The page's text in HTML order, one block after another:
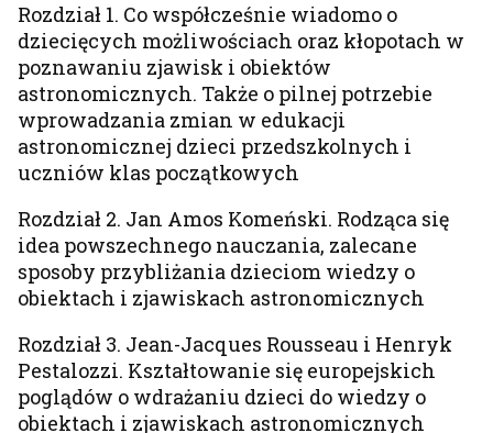
Rozdział 1. Co współcześnie wiadomo o
dziecięcych możliwościach oraz kłopotach w
poznawaniu zjawisk i obiektów
astronomicznych. Także o pilnej potrzebie
wprowadzania zmian w edukacji
astronomicznej dzieci przedszkolnych i
uczniów klas początkowych
Rozdział 2. Jan Amos Komeński. Rodząca się
idea powszechnego nauczania, zalecane
sposoby przybliżania dzieciom wiedzy o
obiektach i zjawiskach astronomicznych
Rozdział 3. Jean-Jacques Rousseau i Henryk
Pestalozzi. Kształtowanie się europejskich
poglądów o wdrażaniu dzieci do wiedzy o
obiektach i zjawiskach astronomicznych